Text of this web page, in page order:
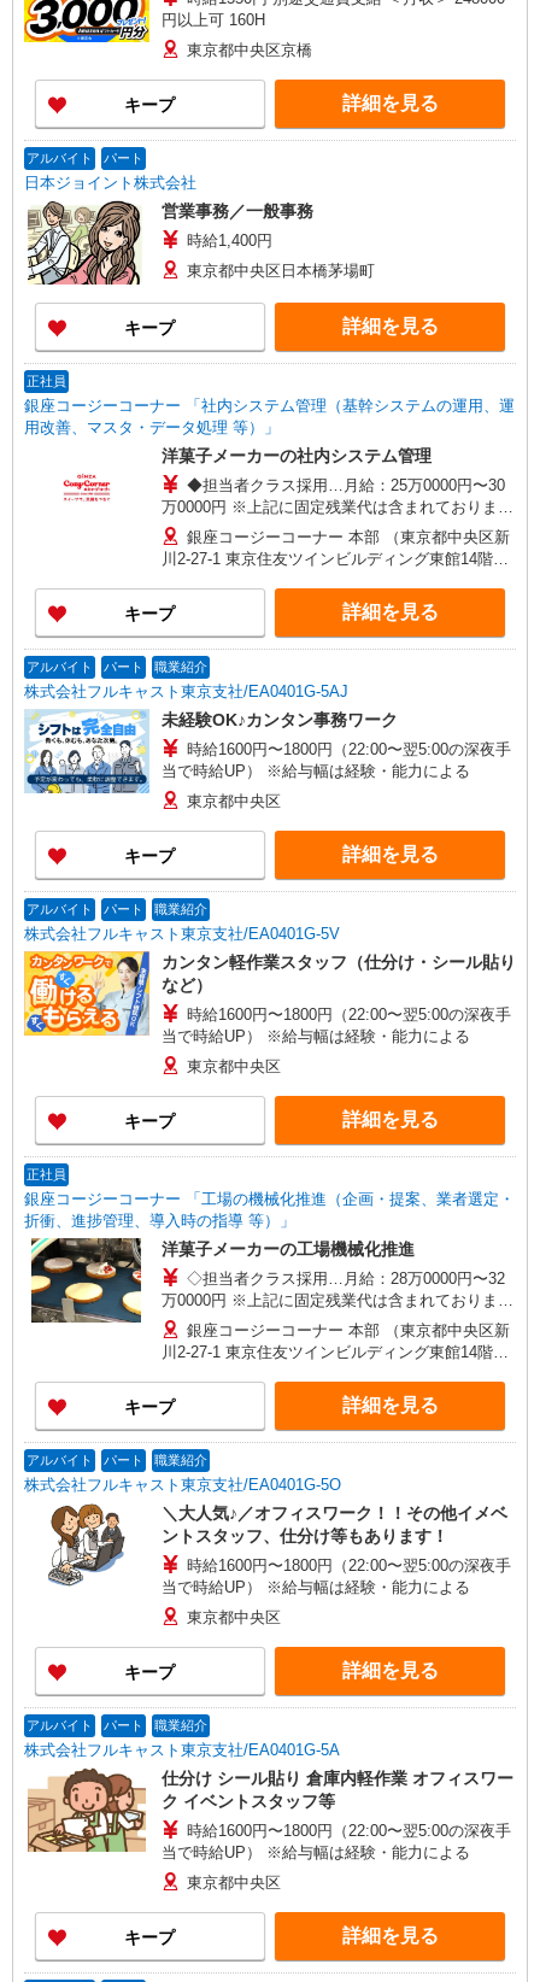
円以上可 160H
東京都中央区京橋
キープ 詳細を見る
アルバイト パート
日本ジョイント株式会社
営業事務／一般事務
時給1,400円
東京都中央区日本橋茅場町
キープ 詳細を見る
正社員
銀座コージーコーナー 「社内システム管理（基幹システムの運用、運
用改善、マスタ・データ処理 等）」
洋菓子メーカーの社内システム管理
◆担当者クラス採用…月給：25万0000円〜30
万0000円 ※上記に固定残業代は含まれておりませ
ん ※残業代別途全額支給 ◇リーダークラス採用…
月給：37万0000円〜39万3000円 ※上記は固定残
業代を含む 固定残業代：6万8000 円〜7万2000
円/30時間 （固定残業代は残業がない場合も支給
し、超過分は別途支給する） ※経験・スキル等を
考慮の上で決定します 【手当】 交通費規定支給
（月5万円まで） 【昇給】 昇給あり（4月） 【賞
与】 年2回（7月・12月） ※試用期間6ヶ月を除く
銀座コージーコーナー 本部 （東京都中央区新
川2-27-1 東京住友ツインビルディング東館14階）
キープ 詳細を見る
アルバイト パート 職業紹介
株式会社フルキャスト東京支社/EA0401G-5AJ
未経験OK♪カンタン事務ワーク
時給1600円〜1800円（22:00〜翌5:00の深夜手
当で時給UP） ※給与幅は経験・能力による
東京都中央区
キープ 詳細を見る
アルバイト パート 職業紹介
株式会社フルキャスト東京支社/EA0401G-5V
カンタン軽作業スタッフ（仕分け・シール貼り
など）
時給1600円〜1800円（22:00〜翌5:00の深夜手
当で時給UP） ※給与幅は経験・能力による
東京都中央区
キープ 詳細を見る
正社員
銀座コージーコーナー 「工場の機械化推進（企画・提案、業者選定・
折衝、進捗管理、導入時の指導 等）」
洋菓子メーカーの工場機械化推進
◇担当者クラス採用…月給：28万0000円〜32
万0000円 ※上記に固定残業代は含まれておりませ
ん。 ※残業代別途全額支給 ◇リーダークラス採
用…月給：36万5000円〜41万6000円 ※上記は固
定残業代を含む 固定残業代：6万7000 円〜7万
6000円/30時間 （固定残業代は残業がない場合も
支給し、超過分は別途支給する） ※経験・スキル
等を考慮の上で決定します。 【手当】 交通費規定
支給（月5万円まで） 【昇給】 昇給あり（4月）
【賞与】 年2回（7月・12月） ※試用期間6ヶ月を
除く
銀座コージーコーナー 本部 （東京都中央区新
川2-27-1 東京住友ツインビルディング東館14階）
キープ 詳細を見る
アルバイト パート 職業紹介
株式会社フルキャスト東京支社/EA0401G-5O
＼大人気♪／オフィスワーク！！その他イメベ
ントスタッフ、仕分け等もあります！
時給1600円〜1800円（22:00〜翌5:00の深夜手
当で時給UP） ※給与幅は経験・能力による
東京都中央区
キープ 詳細を見る
アルバイト パート 職業紹介
株式会社フルキャスト東京支社/EA0401G-5A
仕分け シール貼り 倉庫内軽作業 オフィスワー
ク イベントスタッフ等
時給1600円〜1800円（22:00〜翌5:00の深夜手
当で時給UP） ※給与幅は経験・能力による
東京都中央区
キープ 詳細を見る